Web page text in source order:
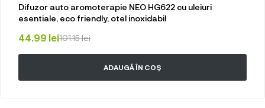
Difuzor auto aromoterapie NEO HG622 cu uleiuri
esentiale, eco friendly, otel inoxidabil
101.15lei
44.99 lei
ADAUGĂ ÎN COȘ